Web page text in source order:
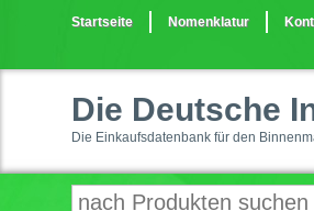
Startseite Nomenklatur
Die Deutsche
Die Einkaufsdatenbank für den